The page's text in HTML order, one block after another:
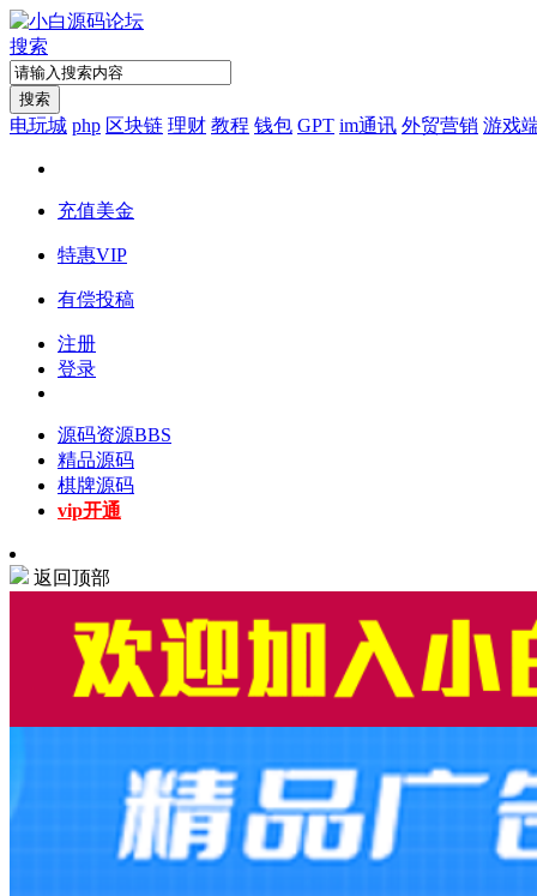
搜索
搜索
电玩城 php 区块链 理财 教程 钱包 GPT im通讯 外贸营销 游戏
充值美金
特惠VIP
有偿投稿
注册
登录
源码资源BBS
精品源码
棋牌源码
vip开通
返回顶部